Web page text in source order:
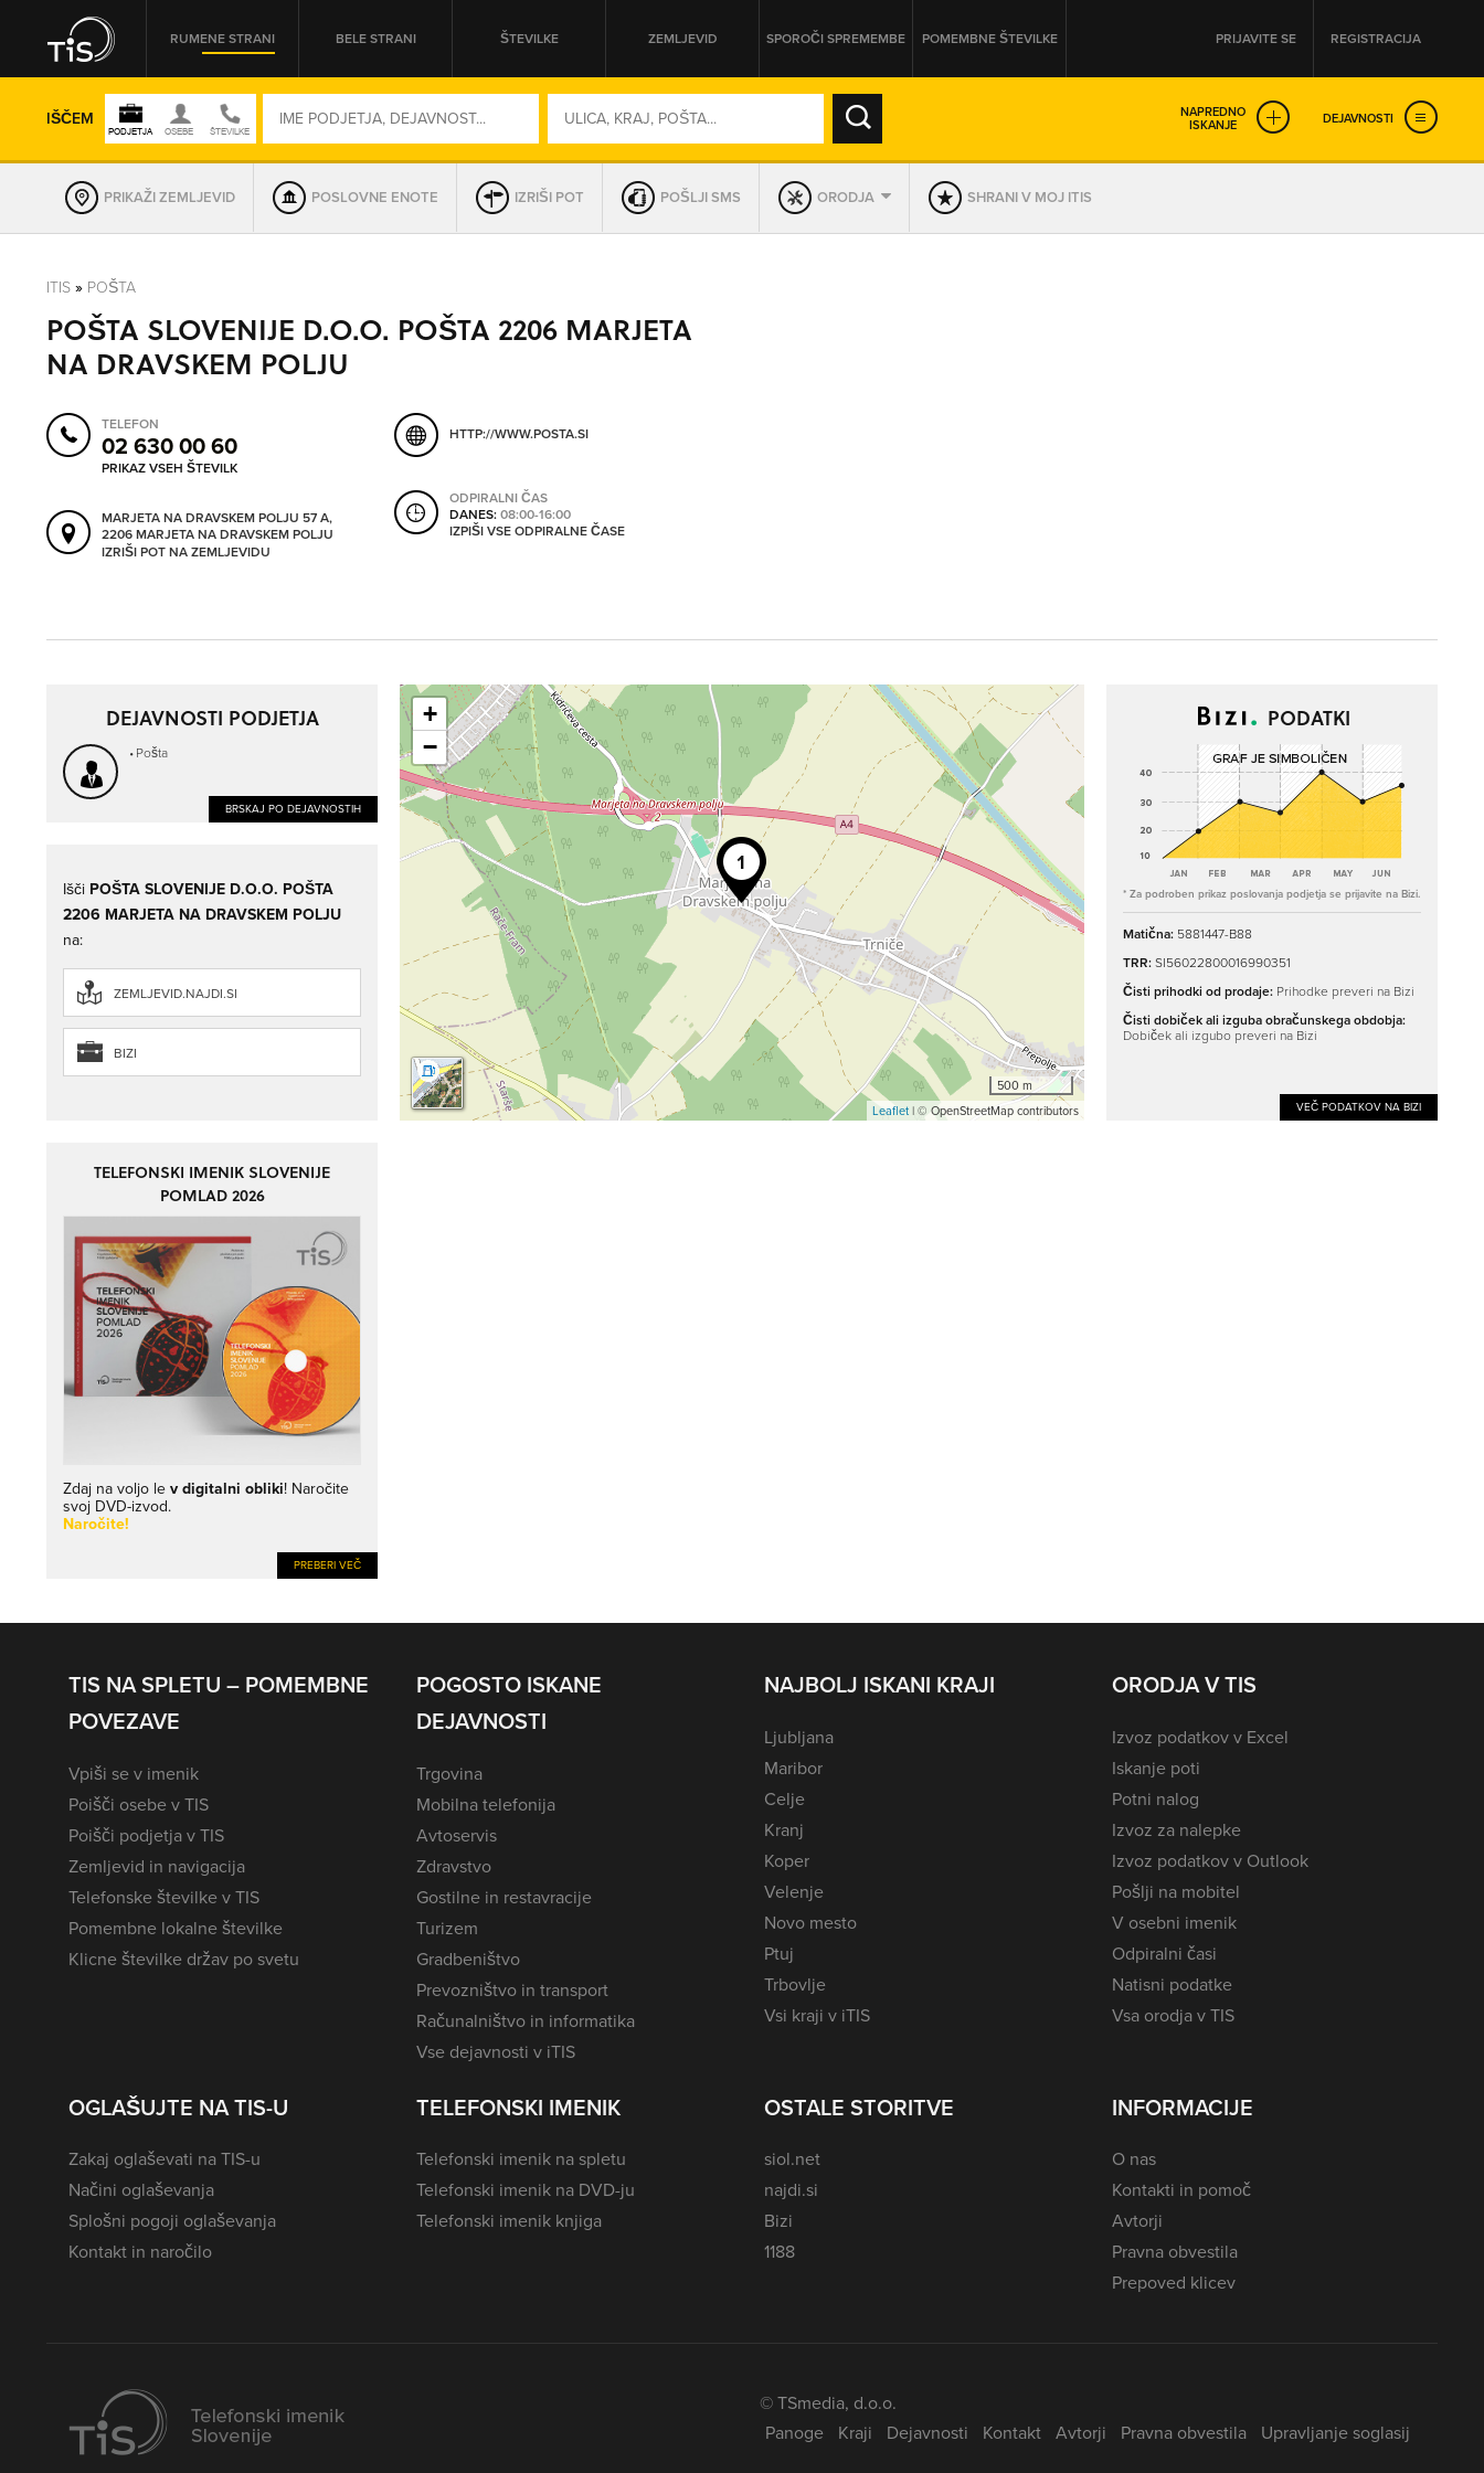
RUMENE STRANI BELE STRANI ŠTEVILKE ZEMLJEVID SPOROČI SPREMEMBE POMEMBNE ŠTEVILKE PRIJAVITE SE REGISTRACIJA
IŠČEM NAPREDNO
ISKANJE DEJAVNOSTI
OMREŽNA ŠT.
SO ODPRTA V
DAN
PRIKAŽI ZEMLJEVID POSLOVNE ENOTE IZRIŠI POT POŠLJI SMS ORODJA SHRANI V MOJ ITIS
ITIS » POŠTA
POŠTA SLOVENIJE D.O.O. POŠTA 2206 MARJETA
NA DRAVSKEM POLJU
TELEFON
02 630 00 60
PRIKAZ VSEH ŠTEVILK
MARJETA NA DRAVSKEM POLJU 57 A,
2206 MARJETA NA DRAVSKEM POLJU
IZRIŠI POT NA ZEMLJEVIDU
HTTP://WWW.POSTA.SI
ODPIRALNI ČAS
DANES:08:00-16:00
IZPIŠI VSE ODPIRALNE ČASE
DEJAVNOSTI PODJETJA
Pošta
BRSKAJ PO DEJAVNOSTIH
+
−
500 m
Leaflet| © OpenStreetMap contributors
PODATKI
* Za podroben prikaz poslovanja podjetja se prijavite na Bizi.
Matična: 5881447-B88
TRR:SI56022800016990351
Čisti prihodki od prodaje: Prihodke preveri na Bizi
Čisti dobiček ali izguba obračunskega obdobja:
Dobiček ali izgubo preveri na Bizi
VEČ PODATKOV NA BIZI
Išči POŠTA SLOVENIJE D.O.O. POŠTA
2206 MARJETA NA DRAVSKEM POLJU
na:
ZEMLJEVID.NAJDI.SI
BIZI
TELEFONSKI IMENIK SLOVENIJE
POMLAD 2026
Zdaj na voljo lev digitalni obliki! Naročite
svoj DVD-izvod.
Naročite!
PREBERI VEČ
TIS NA SPLETU – POMEMBNE
POVEZAVE
Vpiši se v imenik
Poišči osebe v TIS
Poišči podjetja v TIS
Zemljevid in navigacija
Telefonske številke v TIS
Pomembne lokalne številke
Klicne številke držav po svetu
POGOSTO ISKANE
DEJAVNOSTI
Trgovina
Mobilna telefonija
Avtoservis
Zdravstvo
Gostilne in restavracije
Turizem
Gradbeništvo
Prevozništvo in transport
Računalništvo in informatika
Vse dejavnosti v iTIS
NAJBOLJ ISKANI KRAJI
Ljubljana
Maribor
Celje
Kranj
Koper
Velenje
Novo mesto
Ptuj
Trbovlje
Vsi kraji v iTIS
ORODJA V TIS
Izvoz podatkov v Excel
Iskanje poti
Potni nalog
Izvoz za nalepke
Izvoz podatkov v Outlook
Pošlji na mobitel
V osebni imenik
Odpiralni časi
Natisni podatke
Vsa orodja v TIS
OGLAŠUJTE NA TIS-U
Zakaj oglaševati na TIS-u
Načini oglaševanja
Splošni pogoji oglaševanja
Kontakt in naročilo
TELEFONSKI IMENIK
Telefonski imenik na spletu
Telefonski imenik na DVD-ju
Telefonski imenik knjiga
OSTALE STORITVE
siol.net
najdi.si
Bizi
1188
INFORMACIJE
O nas
Kontakti in pomoč
Avtorji
Pravna obvestila
Prepoved klicev
© TSmedia, d.o.o.
Panoge
Kraji Dejavnosti Kontakt Avtorji Pravna obvestila Upravljanje soglasij